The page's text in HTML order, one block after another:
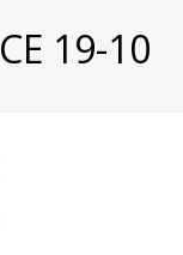
CE 19-10